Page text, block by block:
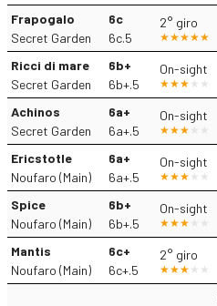
Frapogalo
Secret Garden
6c
6c.5
2° giro
Ricci di mare
Secret Garden
6b+
6b+.5
On-sight
Achinos
Secret Garden
6a+
6a+.5
On-sight
Ericstotle
Noufaro (Main)
6a+
6a+.5
On-sight
Spice
Noufaro (Main)
6b+
6b+.5
On-sight
Mantis
Noufaro (Main)
6c+
6c+.5
2° giro